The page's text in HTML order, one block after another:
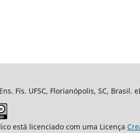
Fís. UFSC, Florianópolis, SC, Brasil.
está licenciado com uma Licença